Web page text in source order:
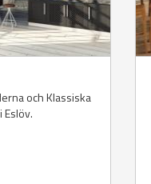
och Klassiska